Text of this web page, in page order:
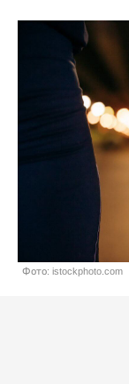
Фото: istockphoto.com